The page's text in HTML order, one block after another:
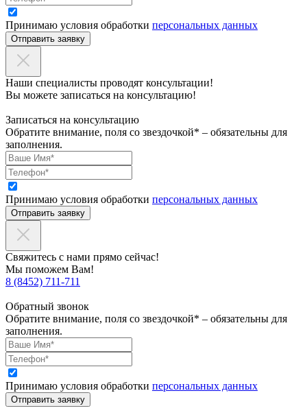
Принимаю условия обработки персональных данных
Отправить заявку
Наши специалисты проводят консультации!
Вы можете записаться на консультацию!
Записаться на консультацию
Обратите внимание, поля со звездочкой* – обязательны для
заполнения.
Принимаю условия обработки персональных данных
Отправить заявку
Свяжитесь с нами прямо сейчас!
Мы поможем Вам!
8 (8452) 711-711
Обратный звонок
Обратите внимание, поля со звездочкой* – обязательны для
заполнения.
Принимаю условия обработки персональных данных
Отправить заявку